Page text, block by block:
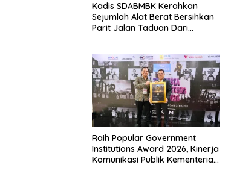
Kadis SDABMBK Kerahkan
Sejumlah Alat Berat Bersihkan
Parit Jalan Taduan Dari
Raih Popular Government
Institutions Award 2026, Kinerja
Komunikasi Publik Kementerian